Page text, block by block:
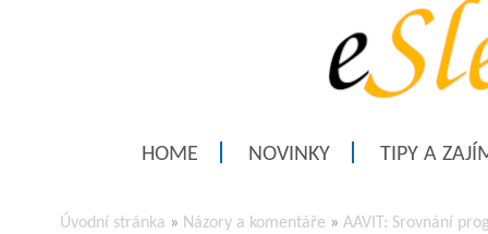
HOME NOVINKY TIPY A
Úvodní stránka » Názory a komentáře » AAVIT: Srovnání